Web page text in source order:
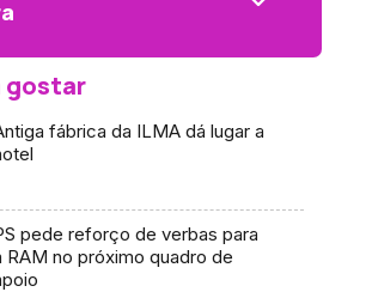
gostar
fábrica da ILMA dá lugar a
pede reforço de verbas para
RAM no próximo quadro de